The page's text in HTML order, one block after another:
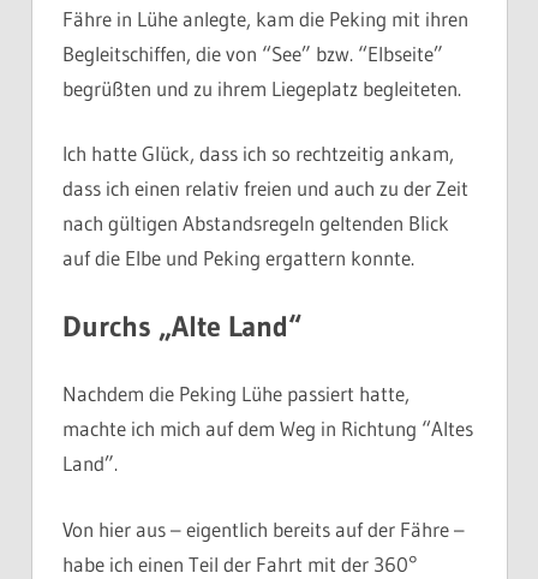
Fähre in Lühe anlegte, kam die Peking mit ihren
Begleitschiffen, die von “See” bzw. “Elbseite”
begrüßten und zu ihrem Liegeplatz begleiteten.
Ich hatte Glück, dass ich so rechtzeitig ankam,
dass ich einen relativ freien und auch zu der Zeit
nach gültigen Abstandsregeln geltenden Blick
auf die Elbe und Peking ergattern konnte.
Durchs „Alte Land“
Nachdem die Peking Lühe passiert hatte,
machte ich mich auf dem Weg in Richtung “Altes
Land”.
Von hier aus – eigentlich bereits auf der Fähre –
habe ich einen Teil der Fahrt mit der 360°